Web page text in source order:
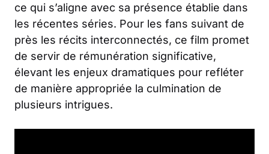
ce qui s’aligne avec sa présence établie dans
les récentes séries. Pour les fans suivant de
près les récits interconnectés, ce film promet
de servir de rémunération significative,
élevant les enjeux dramatiques pour refléter
de manière appropriée la culmination de
plusieurs intrigues.